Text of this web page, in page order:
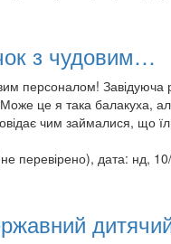
з чудовим…
персоналом!
це я така балакуха,
чим займалися, що
перевірено), дата: нд,